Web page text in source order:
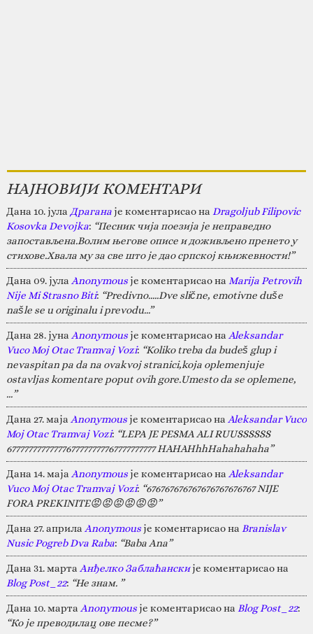
НАЈНОВИЈИ КОМЕНТАРИ
Дана 10. јула Драганаје коментарисао на Dragoljub Filipovic
Kosovka Devojka: “Песник чија поезија је неправедно
запостављена.Волим његове описе и доживљено пренето у
стихове.Хвала му за све што је дао српској књижевности!”
Дана 09. јула Anonymousје коментарисао на Marija Petrovih
Nije Mi Strasno Biti: “Predivno.....Dve slične, emotivne duše
našle se u originalu i prevodu...”
Дана 28. јуна Anonymousје коментарисао на Aleksandar
Vuco Moj Otac Tramvaj Vozi: “Koliko treba da budeš glup i
nevaspitan pa da na ovakvoj stranici,koja oplemenjuje
ostavljas komentare poput ovih gore.Umesto da se oplemene,
…”
Дана 27. маја Anonymousје коментарисао на Aleksandar Vuco
Moj Otac Tramvaj Vozi: “LEPA JE PESMA ALI RUUSSSSSS
67777777777777677777777767777777777 HAHAHhhHahahahaha”
Дана 14. маја Anonymousје коментарисао на Aleksandar
Vuco Moj Otac Tramvaj Vozi: “676767676767676767676767 NIJE
FORA PREKINITE😡😡😡😡😡😡”
Дана 27. априла Anonymousје коментарисао на Branislav
Nusic Pogreb Dva Raba: “Baba Ana”
Дана 31. марта Анђелко Заблаћанскије коментарисао на
Blog Post_22: “Не знам. ”
Дана 10. марта Anonymousје коментарисао на Blog Post_22:
“Ко је преводилац ове песме?”